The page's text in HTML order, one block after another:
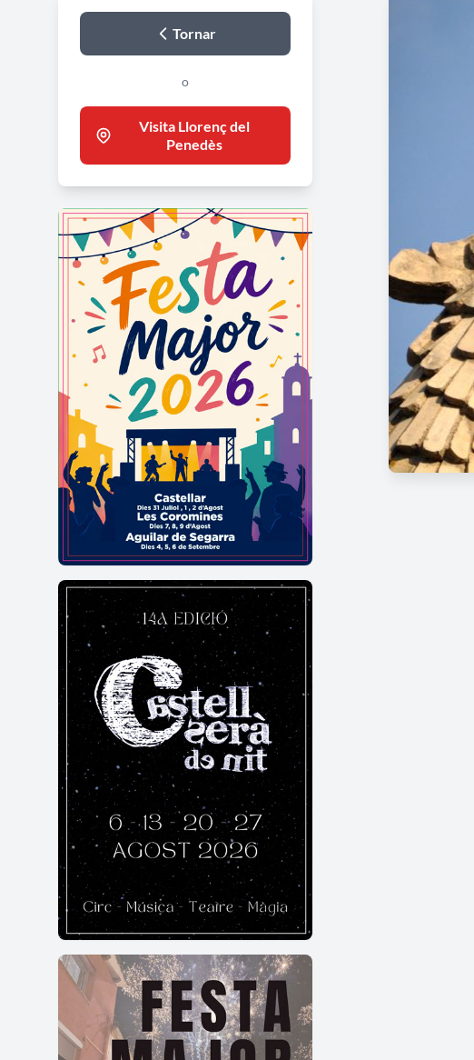
Tornar
o
Visita Llorenç del
Penedès